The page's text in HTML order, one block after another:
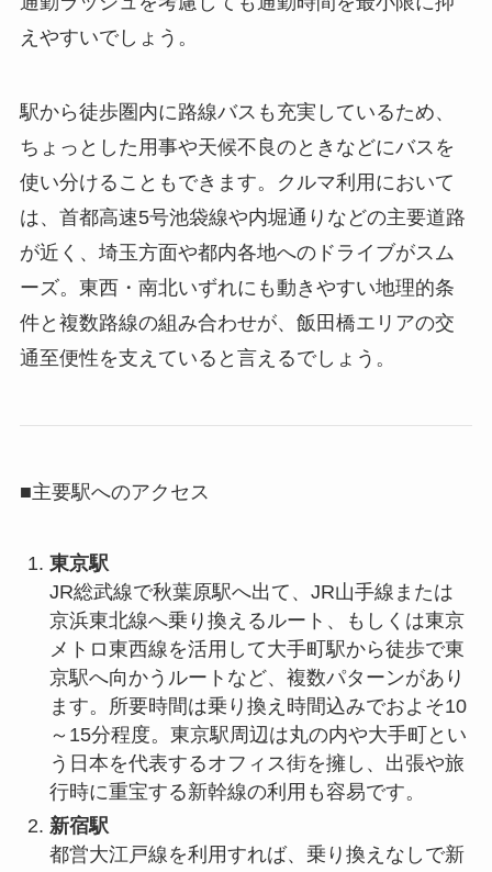
えやすいでしょう。
駅から徒歩圏内に路線バスも充実しているため、
ちょっとした用事や天候不良のときなどにバスを
使い分けることもできます。クルマ利用において
は、首都高速5号池袋線や内堀通りなどの主要道路
が近く、埼玉方面や都内各地へのドライブがスム
ーズ。東西・南北いずれにも動きやすい地理的条
件と複数路線の組み合わせが、飯田橋エリアの交
通至便性を支えていると言えるでしょう。
■主要駅へのアクセス
東京駅
JR総武線で秋葉原駅へ出て、JR山手線または
京浜東北線へ乗り換えるルート、もしくは東京
メトロ東西線を活用して大手町駅から徒歩で東
京駅へ向かうルートなど、複数パターンがあり
ます。所要時間は乗り換え時間込みでおよそ10
～15分程度。東京駅周辺は丸の内や大手町とい
う日本を代表するオフィス街を擁し、出張や旅
行時に重宝する新幹線の利用も容易です。
新宿駅
都営大江戸線を利用すれば、乗り換えなしで新